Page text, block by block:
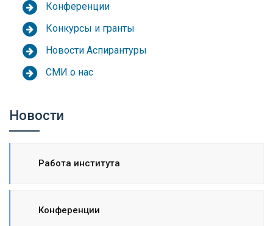
Конференции
Конкурсы и гранты
Новости Аспирантуры
СМИ о нас
Новости
Работа института
Конференции